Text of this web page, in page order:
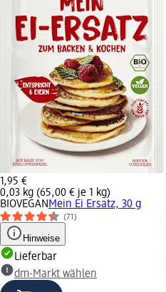
1,95 €
0,03 kg (65,00 € je 1 kg)
BIOVEGAN Mein Ei Ersatz, 30 g
(71)
Hinweise
Lieferbar
dm-Markt wählen